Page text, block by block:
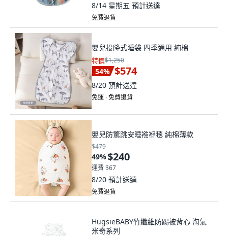
8/14 星期五 預計送達
免費退貨
嬰兒投降式睡袋 四季通用 純棉
特價$1,250
54% $574
8/20 預計送達
免運 ∙ 免費退貨
嬰兒防驚跳安睡襁褓毯 純棉薄款
$479
49%$240
運費 $67
8/20 預計送達
免費退貨
HugsieBABY竹纖維防踢被背心 淘氣
米奇系列